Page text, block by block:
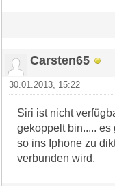
Carsten65
30.01.2013, 15:22
Siri ist nicht
gekoppelt bin..... es
so ins Iphone zu
verbunden wird.